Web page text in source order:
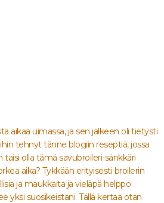
aikaa uimassa, ja sen jälkeen oli tietysti
tehnyt tänne blogiin reseptiä, jossa
olla tämä savubroileri-sänkkäri
aika? Tykkään erityisesti broilerin
ja maukkaita ja vieläpä helppo
yksi suosikeistani. Tällä kertaa otan